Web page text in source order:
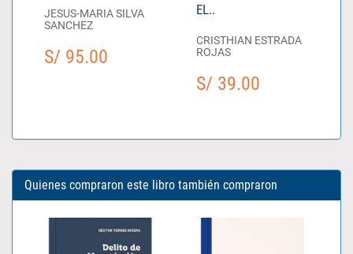
JESUS-MARIA SILVA
SANCHEZ
S/ 95.00
EL..
CRISTHIAN ESTRADA
ROJAS
S/ 39.00
Quienes compraron este libro también compraron